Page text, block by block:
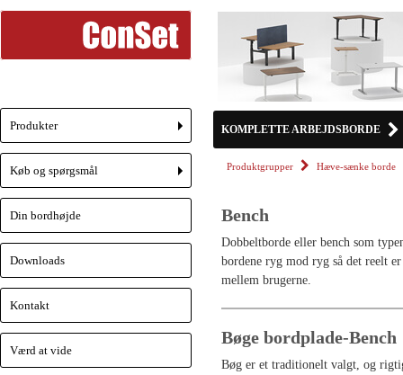
KOMPLETTE ARBEJDSBORDE
Produktgrupper Hæve-sænke borde
Bench
Dobbeltborde eller bench som
bordene ryg mod ryg så det reelt
mellem brugerne.
Bøge bordplade-Bench
Bøg er et traditionelt valgt, og
+
Produkter
+
Køb og spørgsmål
Din bordhøjde
Downloads
Kontakt
Værd at vide